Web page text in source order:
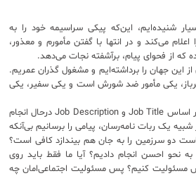
شنیده‌ایم، این‌که پیکی سراسیمه خود را به
می‌کند و در انتها با گفتن مأمورم و معذور،
که از فحوای پیام، برآشفته نجات می‌دهد.
این جهان را برداشته‌ایم و مشغول گذران عمریم.
یکی مأمور ضد شورش است و یکی سفیر، یکی
بسیاری از اینها شغلند و بر اساس Job Title و Job Description درحال انجام
شبیه یک ربات نامه‌رسان، پیامی را برسانیم بی‌آنکه
دو سرزمین را به جان هم بیندازد کافی است؟
نحو احسن انجام دادیم؟ آیا ما فقط باید روی
مسئولیت کنیم؟ پس مسئولیت اجتماعی‌امان چه